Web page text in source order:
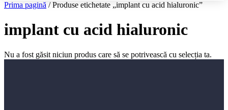
Prima pagină / Produse etichetate „implant cu acid hialuronic”
implant cu acid hialuronic
Nu a fost găsit niciun produs care să se potrivească cu selecția ta.